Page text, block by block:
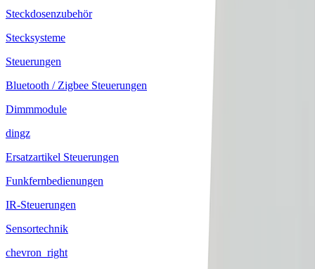
Steckdosenzubehör
Stecksysteme
Steuerungen
Bluetooth / Zigbee Steuerungen
Dimmmodule
dingz
Ersatzartikel Steuerungen
Funkfernbedienungen
IR-Steuerungen
Sensortechnik
chevron_right